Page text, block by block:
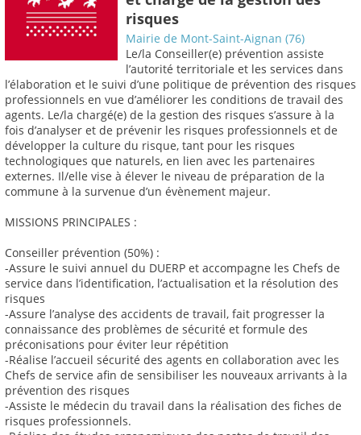
risques
Mairie de Mont-Saint-Aignan (76)
Le/la Conseiller(e) prévention assiste
l’autorité territoriale et les services dans
l’élaboration et le suivi d’une politique de prévention des risques
professionnels en vue d’améliorer les conditions de travail des
agents. Le/la chargé(e) de la gestion des risques s’assure à la
fois d’analyser et de prévenir les risques professionnels et de
développer la culture du risque, tant pour les risques
technologiques que naturels, en lien avec les partenaires
externes. Il/elle vise à élever le niveau de préparation de la
commune à la survenue d’un évènement majeur.
MISSIONS PRINCIPALES :
Conseiller prévention (50%) :
-Assure le suivi annuel du DUERP et accompagne les Chefs de
service dans l’identification, l’actualisation et la résolution des
risques
-Assure l’analyse des accidents de travail, fait progresser la
connaissance des problèmes de sécurité et formule des
préconisations pour éviter leur répétition
-Réalise l’accueil sécurité des agents en collaboration avec les
Chefs de service afin de sensibiliser les nouveaux arrivants à la
prévention des risques
-Assiste le médecin du travail dans la réalisation des fiches de
risques professionnels.